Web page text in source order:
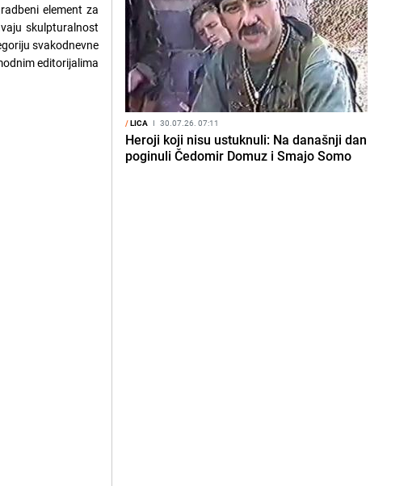
element za
skulpturalnost
svakodnevne
editorijalima
/LICA I 30.07.26. 07:11
Heroji koji nisu ustuknuli: Na današnji dan
poginuli Čedomir Domuz i Smajo Somo